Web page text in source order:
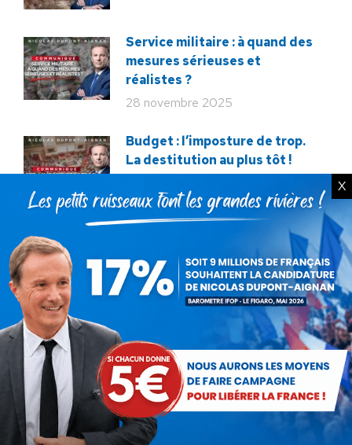
Service militaire : à quand des
mesures sérieuses et
réalistes ?
28 novembre 2025
Budget : l’imposture de trop.
La destitution au plus tôt !
Rechercher
Recherche
:
Articles récents
X